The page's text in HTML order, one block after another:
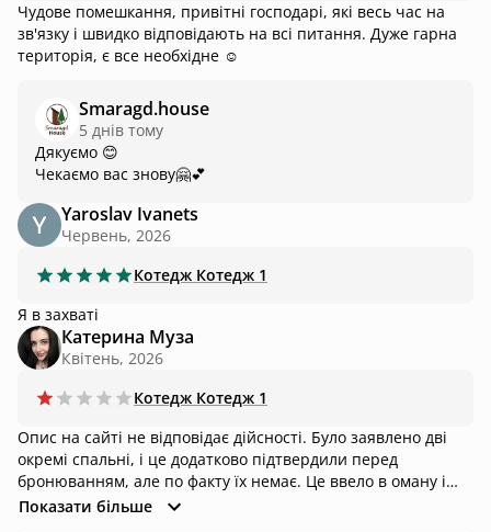
Чудове помешкання, привітні господарі, які весь час на
зв'язку і швидко відповідають на всі питання. Дуже гарна
територія, є все необхідне ☺️
Smaragd.house
5 днів тому
Дякуємо 😊
Чекаємо вас знову🤗💕
Yaroslav Ivanets
Червень, 2026
Котедж Котедж 1
Я в захваті
Катерина Муза
Квітень, 2026
Котедж Котедж 1
Опис на сайті не відповідає дійсності. Було заявлено дві
окремі спальні, і це додатково підтвердили перед
бронюванням, але по факту їх немає. Це ввело в оману і
зіпсувало відпочинок. Також нам пообіцяли компенсацію,
Показати більше